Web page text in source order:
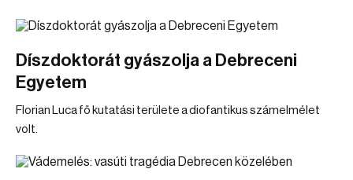
Díszdoktorát gyászolja a Debreceni
Egyetem
Florian Luca fő kutatási területe a diofantikus számelmélet
volt.